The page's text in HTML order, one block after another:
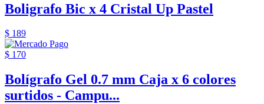
Boligrafo Bic x 4 Cristal Up Pastel
$ 189
$ 170
Bolígrafo Gel 0.7 mm Caja x 6 colores
surtidos - Campu...